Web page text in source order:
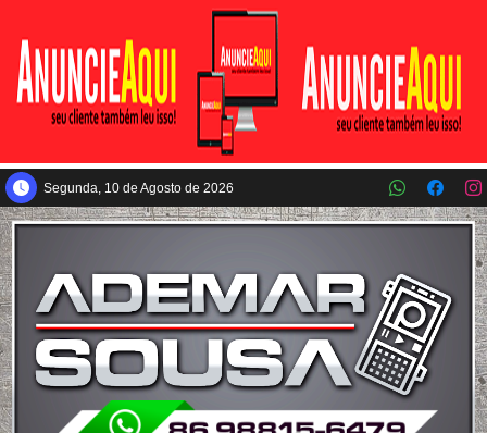
Pular para o conteúdo principal
Segunda, 10 de Agosto de 2026